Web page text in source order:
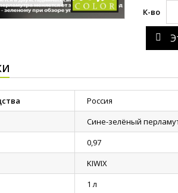
К-во
Россия
Сине-зелёный
0,97
KIWIX
1 л